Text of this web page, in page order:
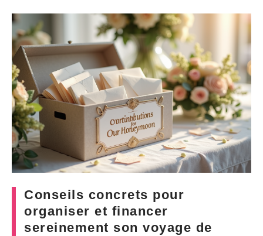
Conseils concrets pour
organiser et financer
sereinement son voyage de